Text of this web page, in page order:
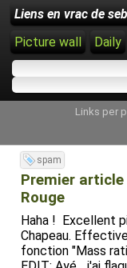
Liens en vrac de
Picture wall
Daily
Links per
spam
Premier
Rouge
Haha ! Excellent
Chapeau.
fonction "Mass